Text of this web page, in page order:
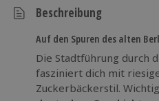
Beschreibung
Auf den Spuren des alten
Die Stadtführung durch
fasziniert dich mit
Zuckerbäckerstil.